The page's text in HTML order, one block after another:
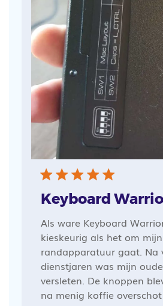
Keyboard
Als ware Keyboard
kieskeurig als het om mijn
randapparatuur gaat. Na
dienstjaren was mijn
versleten. De knoppen
na menig koffie